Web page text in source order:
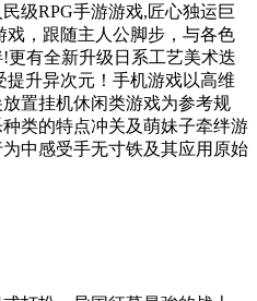
级RPG手游游戏,匠心独运巨
，跟随主人公脚步，与各色
有全新升级日系工艺美术迭
升异次元！手机游戏以高维
置挂机休闲类游戏为参考规
类的特点冲关及萌妹子牵绊游
中感受手无寸铁及其应用原始